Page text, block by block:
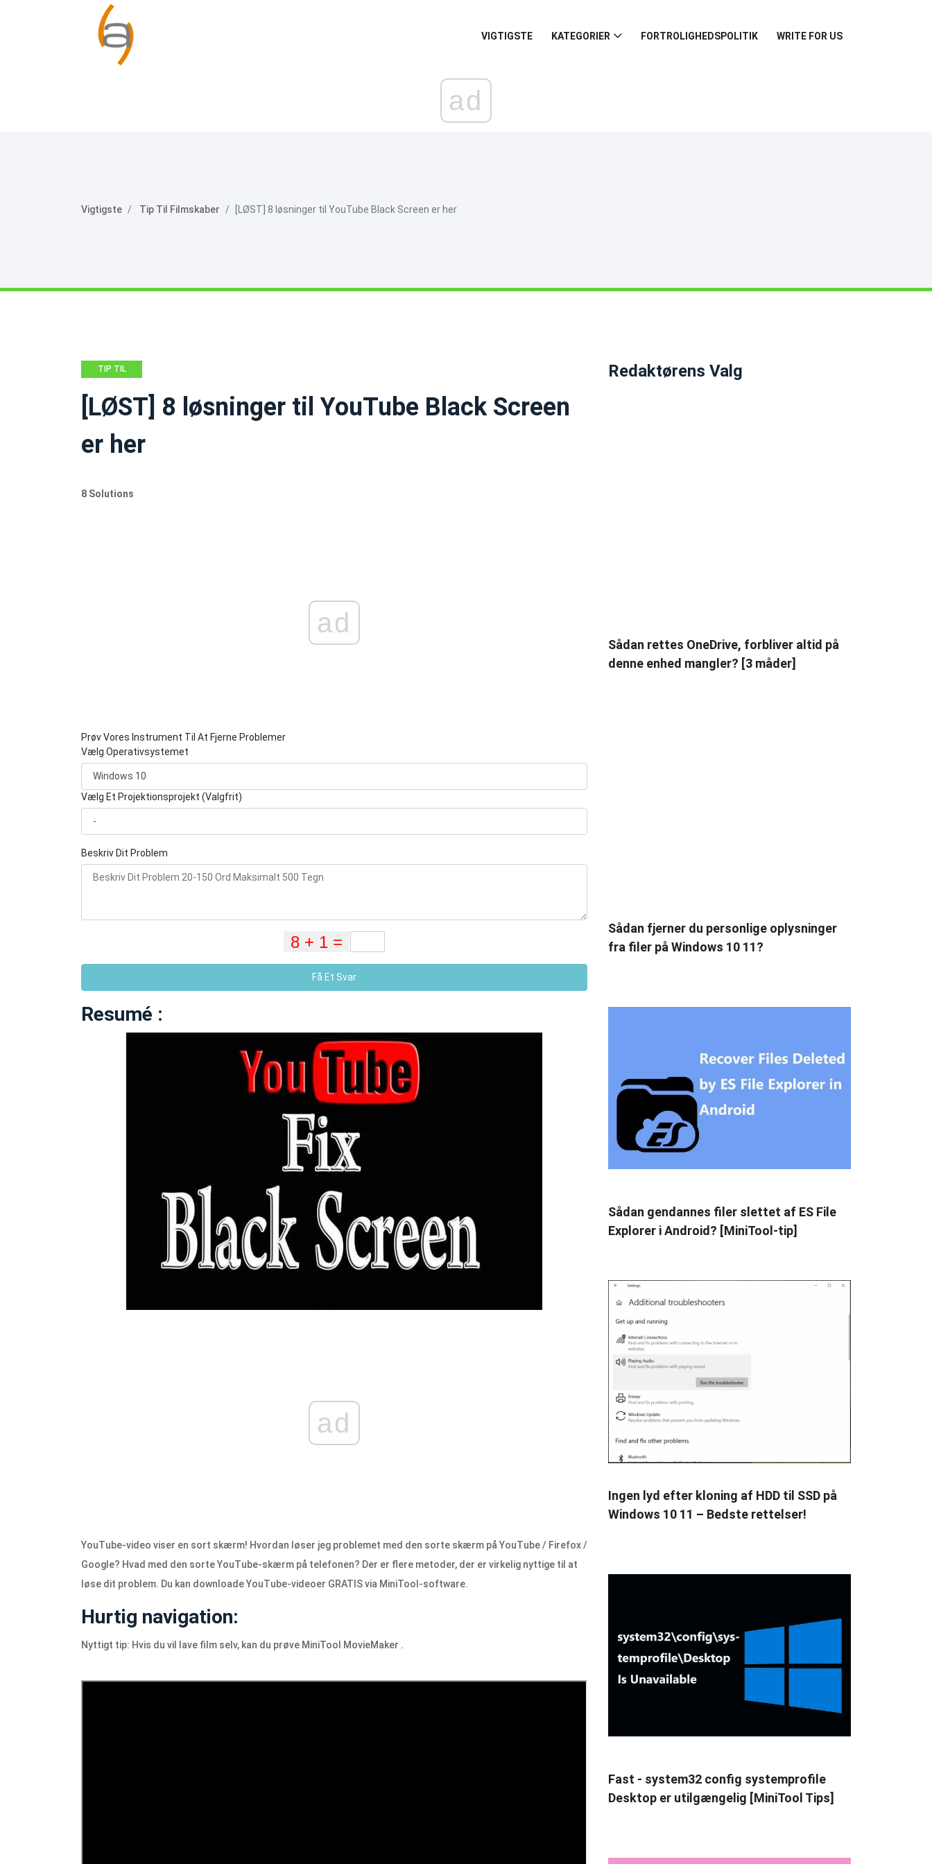
VIGTIGSTE KATEGORIER FORTROLIGHEDSPOLITIK WRITE FOR US
ad
Vigtigste Tip Til Filmskaber [LØST] 8 løsninger til YouTube Black Screen er her
TIP TIL
[LØST] 8 løsninger til YouTube Black Screen
er her
8 Solutions
ad
Prøv Vores Instrument Til At Fjerne Problemer
Vælg Operativsystemet
Vælg Et Projektionsprojekt (Valgfrit)
Beskriv Dit Problem
Få Et Svar
Resumé :
ad
YouTube-video viser en sort skærm! Hvordan løser jeg problemet med den sorte skærm på YouTube / Firefox /
Google? Hvad med den sorte YouTube-skærm på telefonen? Der er flere metoder, der er virkelig nyttige til at
løse dit problem. Du kan downloade YouTube-videoer GRATIS via MiniTool-software.
Hurtig navigation:
Nyttigt tip: Hvis du vil lave film selv, kan du prøve MiniTool MovieMaker .
Redaktørens Valg
Sådan rettes OneDrive, forbliver altid på
denne enhed mangler? [3 måder]
Sådan fjerner du personlige oplysninger
fra filer på Windows 10 11?
Sådan gendannes filer slettet af ES File
Explorer i Android? [MiniTool-tip]
Ingen lyd efter kloning af HDD til SSD på
Windows 10 11 – Bedste rettelser!
Fast - system32 config systemprofile
Desktop er utilgængelig [MiniTool Tips]